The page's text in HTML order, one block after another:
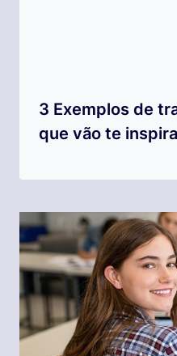
3 Exemplos de
que vão te